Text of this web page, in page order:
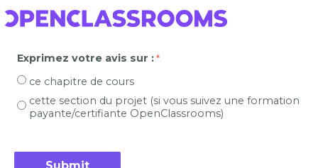
Exprimez votre avis sur :
ce chapitre de cours
cette section du projet (si vous suivez une formation
payante/certifiante OpenClassrooms)